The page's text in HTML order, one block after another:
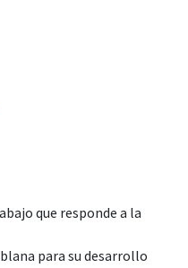
que responde a la
para su desarrollo